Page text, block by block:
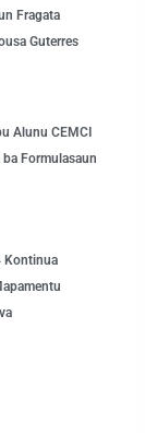
Fragata
Guterres
Alunu CEMCI
ba Formulasaun
Kontinua